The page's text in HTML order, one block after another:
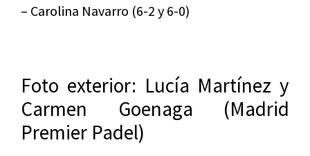
– Carolina Navarro (6-2 y 6-0)
Foto exterior: Lucía Martínez y
Carmen Goenaga (Madrid
Premier Padel)